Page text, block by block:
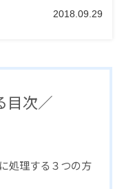
2018.09.29
目次／
処理する３つの方